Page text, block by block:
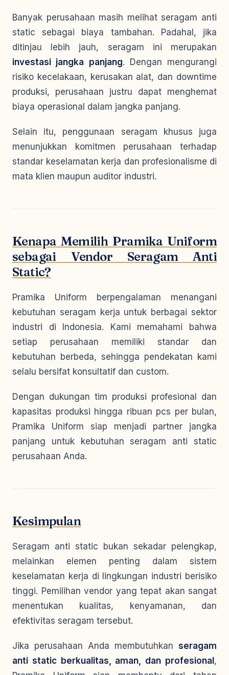
Banyak perusahaan masih melihat seragam anti
static sebagai biaya tambahan. Padahal, jika
ditinjau lebih jauh, seragam ini merupakan
investasi jangka panjang. Dengan mengurangi
risiko kecelakaan, kerusakan alat, dan downtime
produksi, perusahaan justru dapat menghemat
biaya operasional dalam jangka panjang.
Selain itu, penggunaan seragam khusus juga
menunjukkan komitmen perusahaan terhadap
standar keselamatan kerja dan profesionalisme di
mata klien maupun auditor industri.
Kenapa Memilih Pramika Uniform
sebagai Vendor Seragam Anti
Static?
Pramika Uniform berpengalaman menangani
kebutuhan seragam kerja untuk berbagai sektor
industri di Indonesia. Kami memahami bahwa
setiap perusahaan memiliki standar dan
kebutuhan berbeda, sehingga pendekatan kami
selalu bersifat konsultatif dan custom.
Dengan dukungan tim produksi profesional dan
kapasitas produksi hingga ribuan pcs per bulan,
Pramika Uniform siap menjadi partner jangka
panjang untuk kebutuhan seragam anti static
perusahaan Anda.
Kesimpulan
Seragam anti static bukan sekadar pelengkap,
melainkan elemen penting dalam sistem
keselamatan kerja di lingkungan industri berisiko
tinggi. Pemilihan vendor yang tepat akan sangat
menentukan kualitas, kenyamanan, dan
efektivitas seragam tersebut.
Jika perusahaan Anda membutuhkan seragam
anti static berkualitas, aman, dan profesional ,